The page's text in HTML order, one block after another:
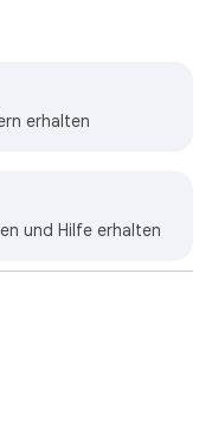
erhalten
und Hilfe erhalten